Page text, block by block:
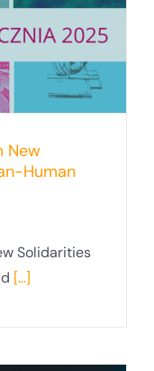
New
Human
Solidarities
[...]